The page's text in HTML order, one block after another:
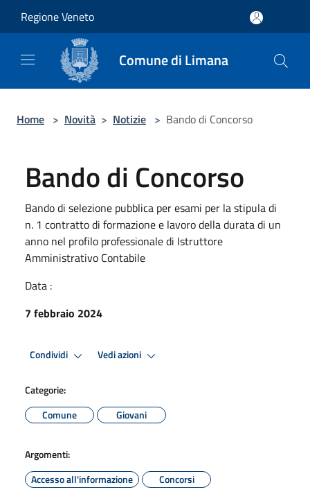
Regione Veneto
Comune di Limana
Home > Novità > Notizie > Bando di Concorso
Bando di Concorso
Bando di selezione pubblica per esami per la stipula di
n. 1 contratto di formazione e lavoro della durata di un
anno nel profilo professionale di Istruttore
Amministrativo Contabile
Data :
7 febbraio 2024
Condividi Vedi azioni
Categorie:
Comune
Giovani
Argomenti:
Accesso all'informazione
Concorsi